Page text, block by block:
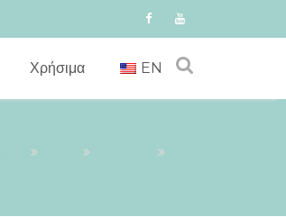
Χρήσιμα EN